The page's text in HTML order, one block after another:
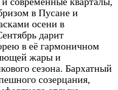
в Пусане и
осени в
дарит
в её гармоничном
жары и
сезона. Бархатный
созерцания,